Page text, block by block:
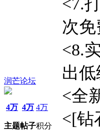
润芒论坛
4万
主题
4万
帖子
4万
积分
次
<8.
出低
<全
<[钻